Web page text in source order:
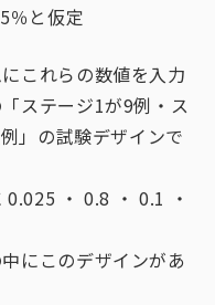
％と仮定
これらの数値を入力
ステージ1が9例・ス
」の試験デザインで
・ 0.8 ・ 0.1 ・
にこのデザインがあ